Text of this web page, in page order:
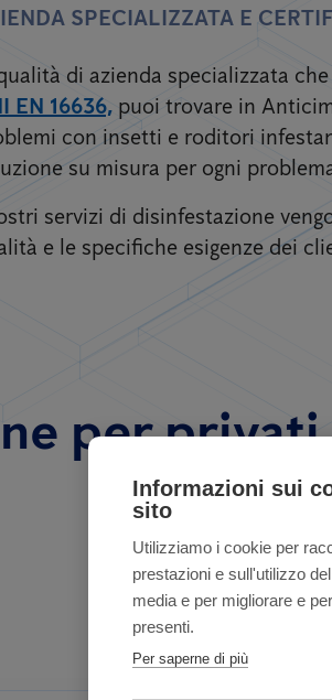
SPECIALIZZATA E
di azienda specializzata
EN 16636, puoi trovare in
con insetti e roditori
su misura per ogni
servizi di disinfestazione
e le specifiche esigenze dei
per privati
Informazioni sui
sito
Utilizziamo i cookie per
prestazioni e sull'utilizzo
media e per migliorare e
presenti.
Per saperne di più